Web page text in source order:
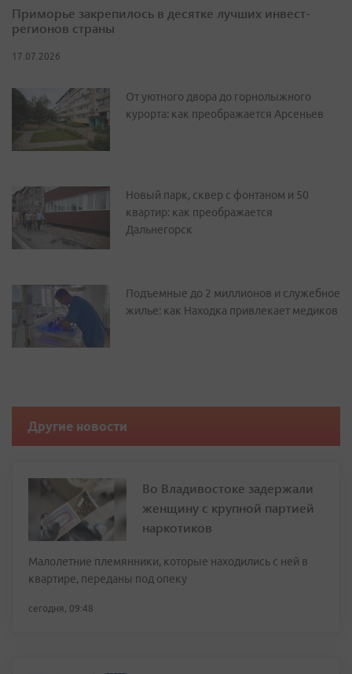
Приморье закрепилось в десятке лучших инвест-
регионов страны
17.07.2026
От уютного двора до горнолыжного
курорта: как преображается Арсеньев
Новый парк, сквер с фонтаном и 50
квартир: как преображается
Дальнегорск
Подъемные до 2 миллионов и служебное
жилье: как Находка привлекает медиков
Другие новости
Во Владивостоке задержали
женщину с крупной партией
наркотиков
Малолетние племянники, которые находились с ней в
квартире, переданы под опеку
сегодня, 09:48